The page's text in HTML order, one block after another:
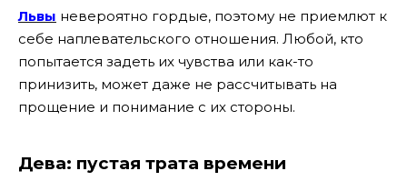
Львы невероятно гордые, поэтому не приемлют к
себе наплевательского отношения. Любой, кто
попытается задеть их чувства или как-то
принизить, может даже не рассчитывать на
прощение и понимание с их стороны.
Дева: пустая трата времени